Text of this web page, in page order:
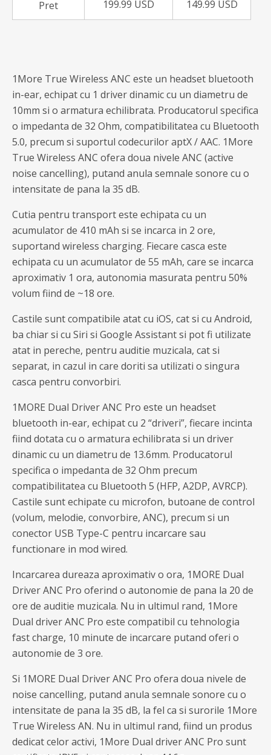
Pret 199.99 USD 149.99 USD
1More True Wireless ANC este un headset bluetooth
in-ear, echipat cu 1 driver dinamic cu un diametru de
10mm si o armatura echilibrata. Producatorul specifica
o impedanta de 32 Ohm, compatibilitatea cu Bluetooth
5.0, precum si suportul codecurilor aptX / AAC. 1More
True Wireless ANC ofera doua nivele ANC (active
noise cancelling), putand anula semnale sonore cu o
intensitate de pana la 35 dB.
Cutia pentru transport este echipata cu un
acumulator de 410 mAh si se incarca in 2 ore,
suportand wireless charging. Fiecare casca este
echipata cu un acumulator de 55 mAh, care se incarca
aproximativ 1 ora, autonomia masurata pentru 50%
volum fiind de ~18 ore.
Castile sunt compatibile atat cu iOS, cat si cu Android,
ba chiar si cu Siri si Google Assistant si pot fi utilizate
atat in pereche, pentru auditie muzicala, cat si
separat, in cazul in care doriti sa utilizati o singura
casca pentru convorbiri.
1MORE Dual Driver ANC Pro este un headset
bluetooth in-ear, echipat cu 2 “driveri”, fiecare incinta
fiind dotata cu o armatura echilibrata si un driver
dinamic cu un diametru de 13.6mm. Producatorul
specifica o impedanta de 32 Ohm precum
compatibilitatea cu Bluetooth 5 (HFP, A2DP, AVRCP).
Castile sunt echipate cu microfon, butoane de control
(volum, melodie, convorbire, ANC), precum si un
conector USB Type-C pentru incarcare sau
functionare in mod wired.
Incarcarea dureaza aproximativ o ora, 1MORE Dual
Driver ANC Pro oferind o autonomie de pana la 20 de
ore de auditie muzicala. Nu in ultimul rand, 1More
Dual driver ANC Pro este compatibil cu tehnologia
fast charge, 10 minute de incarcare putand oferi o
autonomie de 3 ore.
Si 1MORE Dual Driver ANC Pro ofera doua nivele de
noise cancelling, putand anula semnale sonore cu o
intensitate de pana la 35 dB, la fel ca si surorile 1More
True Wireless AN. Nu in ultimul rand, fiind un produs
dedicat celor activi, 1More Dual driver ANC Pro sunt